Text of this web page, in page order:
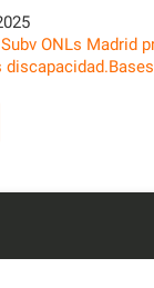
ONLs Madrid